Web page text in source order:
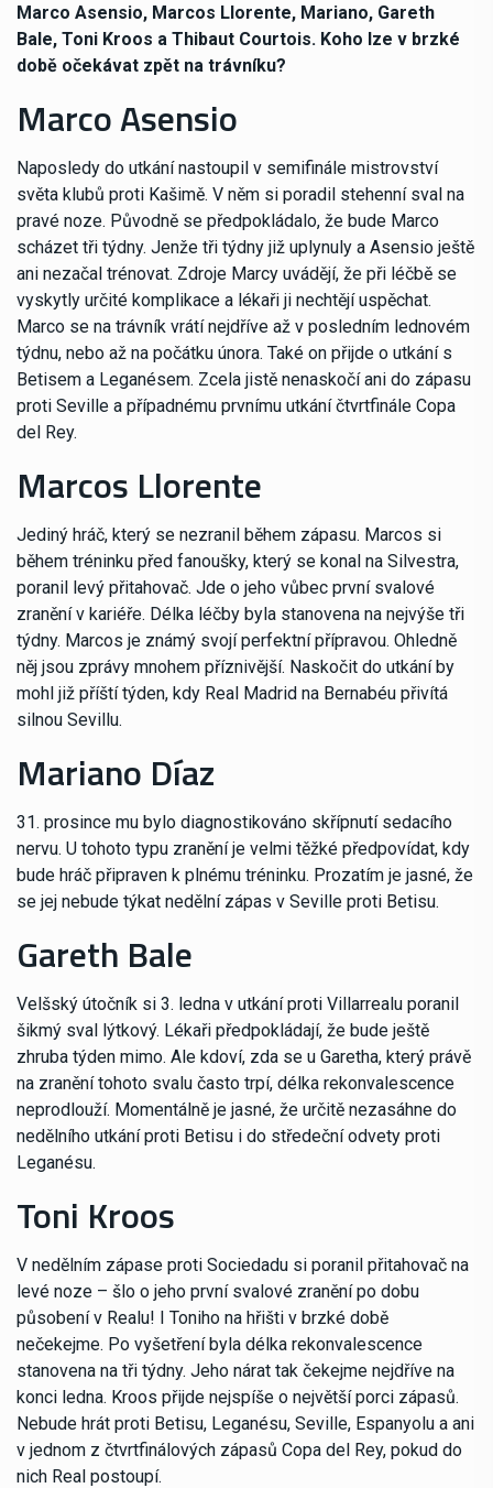
Marco Asensio, Marcos Llorente, Mariano, Gareth
Bale, Toni Kroos a Thibaut Courtois. Koho lze v brzké
době očekávat zpět na trávníku?
Marco Asensio
Naposledy do utkání nastoupil v semifinále mistrovství
světa klubů proti Kašimě. V něm si poradil stehenní sval na
pravé noze. Původně se předpokládalo, že bude Marco
scházet tři týdny. Jenže tři týdny již uplynuly a Asensio ještě
ani nezačal trénovat. Zdroje Marcy uvádějí, že při léčbě se
vyskytly určité komplikace a lékaři ji nechtějí uspěchat.
Marco se na trávník vrátí nejdříve až v posledním lednovém
týdnu, nebo až na počátku února. Také on přijde o utkání s
Betisem a Leganésem. Zcela jistě nenaskočí ani do zápasu
proti Seville a případnému prvnímu utkání čtvrtfinále Copa
del Rey.
Marcos Llorente
Jediný hráč, který se nezranil během zápasu. Marcos si
během tréninku před fanoušky, který se konal na Silvestra,
poranil levý přitahovač. Jde o jeho vůbec první svalové
zranění v kariéře. Délka léčby byla stanovena na nejvýše tři
týdny. Marcos je známý svojí perfektní přípravou. Ohledně
něj jsou zprávy mnohem příznivější. Naskočit do utkání by
mohl již příští týden, kdy Real Madrid na Bernabéu přivítá
silnou Sevillu.
Mariano Díaz
31. prosince mu bylo diagnostikováno skřípnutí sedacího
nervu. U tohoto typu zranění je velmi těžké předpovídat, kdy
bude hráč připraven k plnému tréninku. Prozatím je jasné, že
se jej nebude týkat nedělní zápas v Seville proti Betisu.
Gareth Bale
Velšský útočník si 3. ledna v utkání proti Villarrealu poranil
šikmý sval lýtkový. Lékaři předpokládají, že bude ještě
zhruba týden mimo. Ale kdoví, zda se u Garetha, který právě
na zranění tohoto svalu často trpí, délka rekonvalescence
neprodlouží. Momentálně je jasné, že určitě nezasáhne do
nedělního utkání proti Betisu i do středeční odvety proti
Leganésu.
Toni Kroos
V nedělním zápase proti Sociedadu si poranil přitahovač na
levé noze – šlo o jeho první svalové zranění po dobu
působení v Realu! I Toniho na hřišti v brzké době
nečekejme. Po vyšetření byla délka rekonvalescence
stanovena na tři týdny. Jeho nárat tak čekejme nejdříve na
konci ledna. Kroos přijde nejspíše o největší porci zápasů.
Nebude hrát proti Betisu, Leganésu, Seville, Espanyolu a ani
v jednom z čtvrtfinálových zápasů Copa del Rey, pokud do
nich Real postoupí.